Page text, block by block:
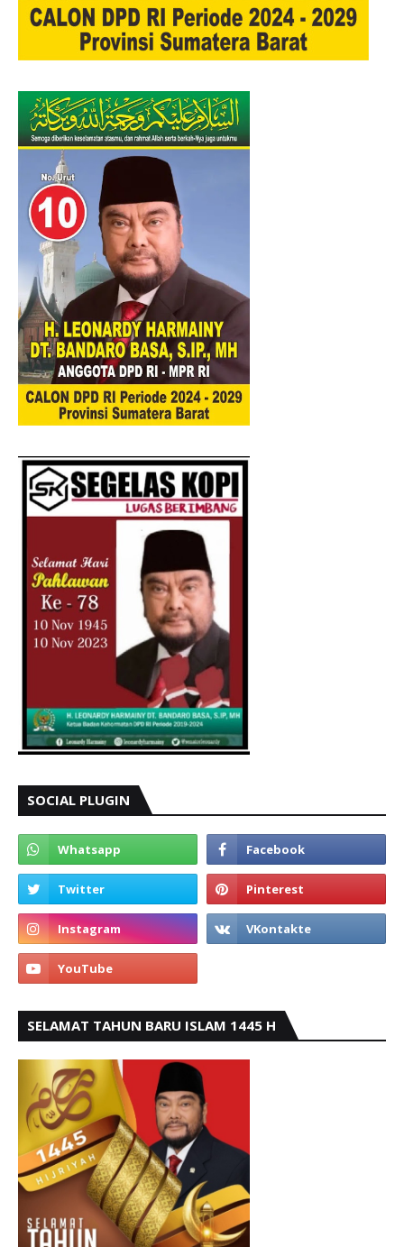
SOCIAL PLUGIN
SELAMAT TAHUN BARU ISLAM 1445 H